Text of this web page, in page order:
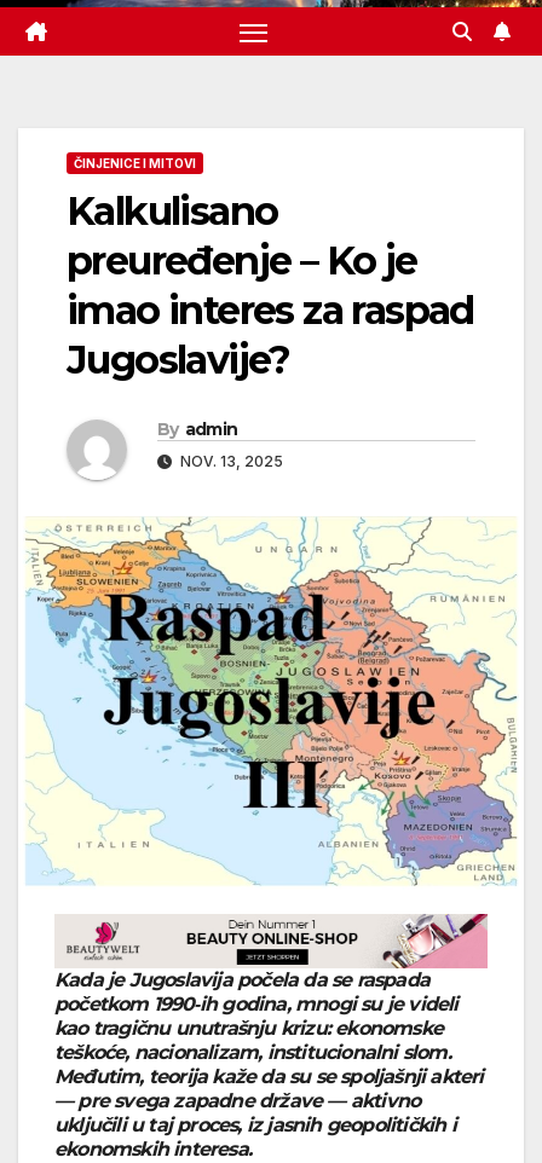
ČINJENICE I MITOVI
Kalkulisano
preuređenje – Ko je
imao interes za raspad
Jugoslavije?
By admin
NOV. 13, 2025
Kada je Jugoslavija počela da se raspada
početkom 1990‑ih godina, mnogi su je videli
kao tragičnu unutrašnju krizu: ekonomske
teškoće, nacionalizam, institucionalni slom.
Međutim, teorija kaže da su se spoljašnji akteri
— pre svega zapadne države — aktivno
uključili u taj proces, iz jasnih geopolitičkih i
ekonomskih interesa.